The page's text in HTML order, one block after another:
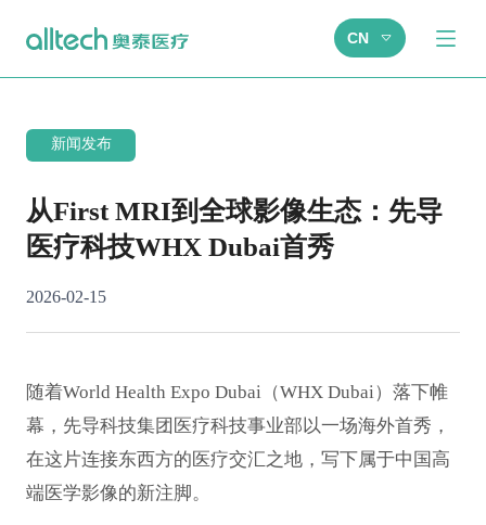
CN
新闻发布
从First MRI到全球影像生态：先导
医疗科技WHX Dubai首秀
2026-02-15
随着World Health Expo Dubai（WHX Dubai）落下帷
幕，先导科技集团医疗科技事业部以一场海外首秀，
在这片连接东西方的医疗交汇之地，写下属于中国高
端医学影像的新注脚。